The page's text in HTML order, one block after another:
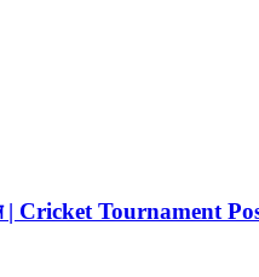
| Cricket Tournament